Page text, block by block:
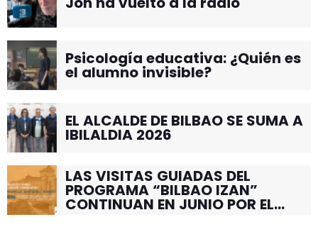
Psicología educativa: ¿Quién es
el alumno invisible?
EL ALCALDE DE BILBAO SE SUMA A
IBILALDIA 2026
LAS VISITAS GUIADAS DEL
PROGRAMA “BILBAO IZAN”
CONTINUAN EN JUNIO POR EL